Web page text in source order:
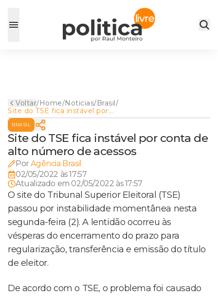
Voltar/Home/Noticias/Brasil/
Site do TSE fica instável por
conta de alto número de
acessos
BRASIL
Site do TSE fica instável por conta de
alto número de acessos
Por Agência Brasil
02/05/2022 às 17:57
Atualizado em 02/05/2022 às 17:57
O site do Tribunal Superior Eleitoral (TSE)
passou por instabilidade momentânea nesta
segunda-feira (2). A lentidão ocorreu às
vésperas do encerramento do prazo para
regularização, transferência e emissão do título
de eleitor.
De acordo com o TSE, o problema foi causado